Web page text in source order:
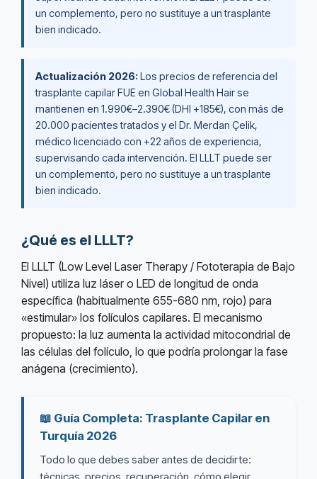
un complemento, pero no sustituye a un trasplante
bien indicado.
Actualización 2026: Los precios de referencia del
trasplante capilar FUE en Global Health Hair se
mantienen en 1.990€–2.390€ (DHI +185€), con más de
20.000 pacientes tratados y el Dr. Merdan Çelik,
médico licenciado con +22 años de experiencia,
supervisando cada intervención. El LLLT puede ser
un complemento, pero no sustituye a un trasplante
bien indicado.
¿Qué es el LLLT?
El LLLT (Low Level Laser Therapy / Fototerapia de Bajo
Nivel) utiliza luz láser o LED de longitud de onda
específica (habitualmente 655-680 nm, rojo) para
«estimular» los folículos capilares. El mecanismo
propuesto: la luz aumenta la actividad mitocondrial de
las células del folículo, lo que podría prolongar la fase
anágena (crecimiento).
📖 Guía Completa: Trasplante Capilar en
Turquía 2026
Todo lo que debes saber antes de decidirte: